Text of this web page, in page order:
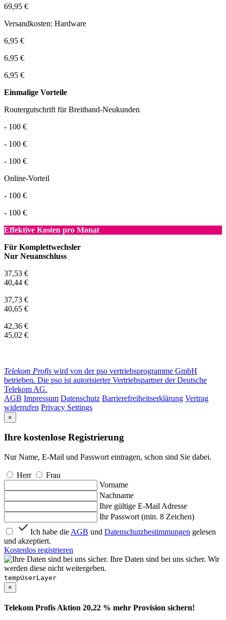
69,95 €
Versandkosten: Hardware
6,95 €
6,95 €
6,95 €
Einmalige Vorteile
Routergutschrift für Breitband-Neukunden
- 100 €
- 100 €
- 100 €
Online-Vorteil
- 100 €
- 100 €
Effektive Kosten pro Monat
Für Komplettwechsler
Nur Neuanschluss
37,53 €
40,44 €
37,73 €
40,65 €
42,36 €
45,02 €
Telekom Profis wird von der pso vertriebsprogramme GmbH
betrieben. Die pso ist autorisierter Vertriebspartner der Deutsche
Telekom AG.
AGB Impressum Datenschutz Barrierefreiheitserklärung Vertrag
widerrufen Privacy Settings
×
Ihre kostenlose Registrierung
Nur Name, E-Mail und Passwort eintragen, schon sind Sie dabei.
Herr
Frau
Vorname
Nachname
Ihre gültige E-Mail Adresse
Ihr Passwort (min. 8 Zeichen)
Ich habe die AGB und Datenschutzbestimmungen gelesen
und akzeptiert.
Kostenlos registrieren
Ihre Daten sind bei uns sicher. Wir
werden diese nicht weitergeben.
tempUserLayer
×
Telekom Profis Aktion 20,22 % mehr Provision sichern!